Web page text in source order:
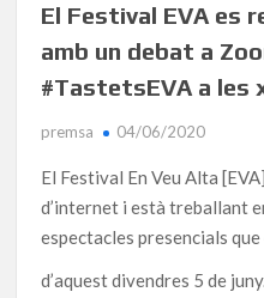
El Festival EVA es
amb un debat a
#TastetsEVA a les
premsa 04/06/2020
El Festival En Veu Alta
d’internet i està treballant
espectacles presencials
d’aquest divendres 5 de